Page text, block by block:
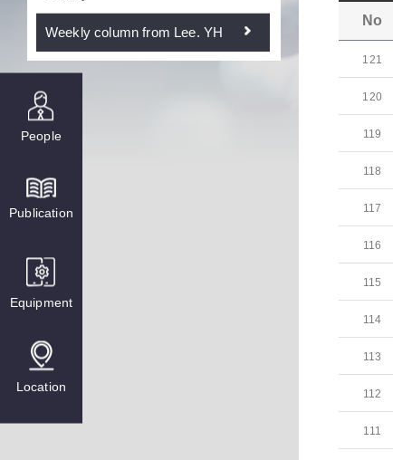
People
Publication
Equipment
Location
Weekly column from Lee. YH
No
121
120
119
118
117
116
115
114
113
112
111